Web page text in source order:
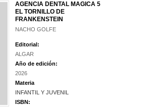
AGENCIA DENTAL MAGICA 5
EL TORNILLO DE
FRANKENSTEIN
NACHO GOLFE
Editorial:
ALGAR
Año de edición:
2026
Materia
INFANTIL Y JUVENIL
ISBN: